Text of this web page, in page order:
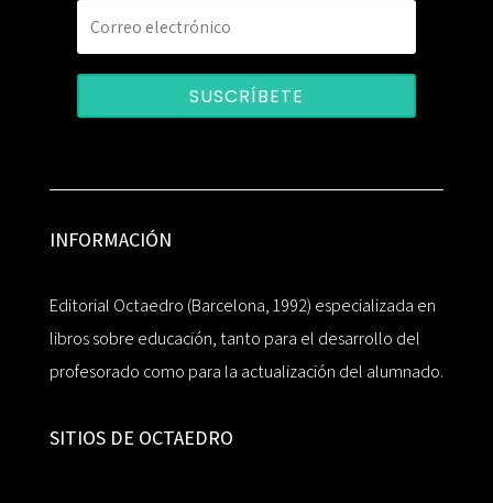
SUSCRÍBETE
INFORMACIÓN
Editorial Octaedro (Barcelona, 1992) especializada en
libros sobre educación, tanto para el desarrollo del
profesorado como para la actualización del alumnado.
SITIOS DE OCTAEDRO